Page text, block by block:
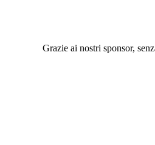
Grazie ai nostri sponsor,